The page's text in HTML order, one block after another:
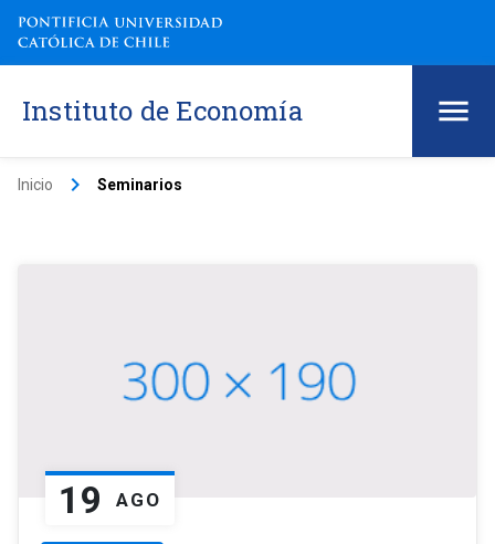
Instituto de Economía
Inicio keyboard_arrow_right Seminarios
19 AGO